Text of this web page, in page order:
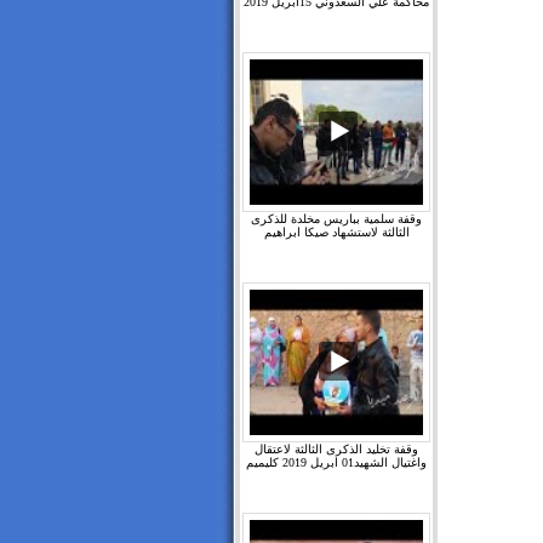
وقفة سلمية بباريس مخلدة للذكرى
الثالثة لاستشهاد صيكا ابراهيم
وقفة تخليد الذكرى الثالثة لاعتقال
واغتيال الشهيد01 ابريل 2019 كليميم